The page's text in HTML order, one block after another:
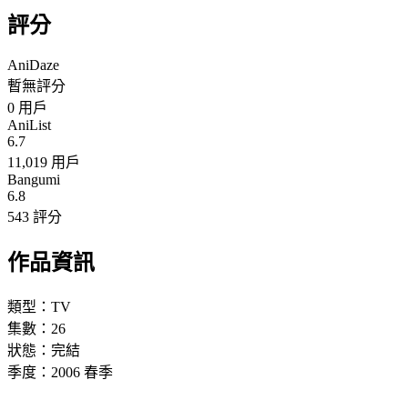
評分
AniDaze
暫無評分
0 用戶
AniList
6.7
11,019 用戶
Bangumi
6.8
543 評分
作品資訊
類型： TV
集數： 26
狀態： 完結
季度： 2006 春季